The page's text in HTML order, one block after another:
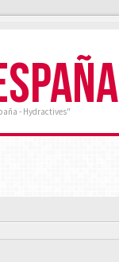
- Hydractives"